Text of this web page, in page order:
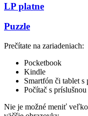
LP platne
Puzzle
Prečítate na zariadeniach:
Pocketbook
Kindle
Smartfón či tablet s
Počítač s
Nie je možné meniť